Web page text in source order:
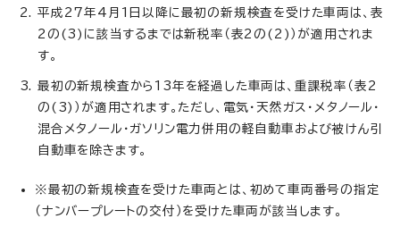
平成27年4月1日以降に最初の新規検査を受けた車両は、表
2の(3)に該当するまでは新税率（表2の(2)）が適用されま
す。
最初の新規検査から13年を経過した車両は、重課税率（表2
の(3)）が適用されます。ただし、電気・天然ガス・メタノール・
混合メタノール・ガソリン電力併用の軽自動車および被けん引
自動車を除きます。
※最初の新規検査を受けた車両とは、初めて車両番号の指定
（ナンバープレートの交付）を受けた車両が該当します。